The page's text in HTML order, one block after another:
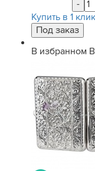
-
Купить в 1 клик
В избранном